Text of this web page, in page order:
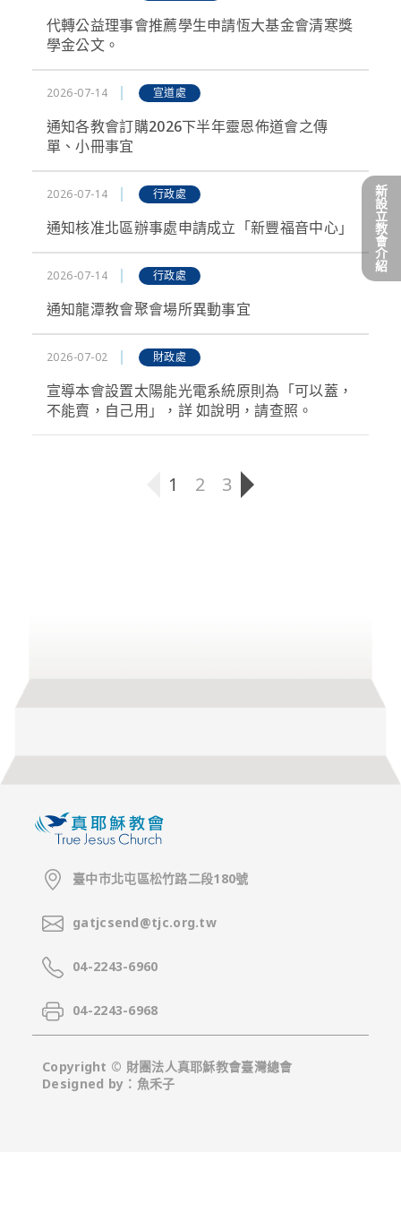
新
設
立
教
會
介
紹
代轉公益理事會推薦學生申請恆大基金會清寒獎
學金公文。
2026-07-14 宣道處
通知各教會訂購2026下半年靈恩佈道會之傳
單、小冊事宜
2026-07-14 行政處
通知核准北區辦事處申請成立「新豐福音中心」
2026-07-14 行政處
通知龍潭教會聚會場所異動事宜
2026-07-02 財政處
宣導本會設置太陽能光電系統原則為「可以蓋，
不能賣，自己用」，詳 如說明，請查照。
1 2 3
臺中市北屯區松竹路二段180號
gatjcsend@tjc.org.tw
04-2243-6960
04-2243-6968
Copyright © 財團法人真耶穌教會臺灣總會
Designed by： 魚禾子